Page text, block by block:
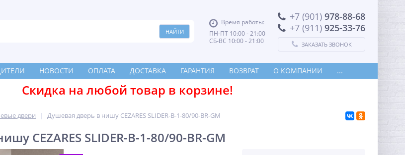
Время работы:
ПН-ПТ 10:00 - 21:00
СБ-ВС 10:00 - 21:00
+7 (901) 978-88-68
+7 (911) 925-33-76
ЗАКАЗАТЬ ЗВОНОК
НОВОСТИ ОПЛАТА ДОСТАВКА ГАРАНТИЯ ВОЗВРАТ О КОМПАНИИ ...
Скидка на любой товар в корзине!
двери Душевая дверь в нишу CEZARES SLIDER-B-1-80/90-BR-GM
CEZARES SLIDER-B-1-80/90-BR-GM